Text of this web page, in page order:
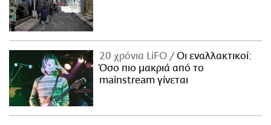
20 χρόνια LiFO
Οι εναλλακτικοί:
Όσο πιο μακριά από το
mainstream γίνεται